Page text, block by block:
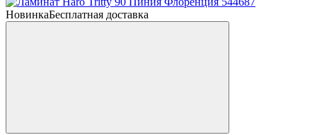
НовинкаБесплатная доставка